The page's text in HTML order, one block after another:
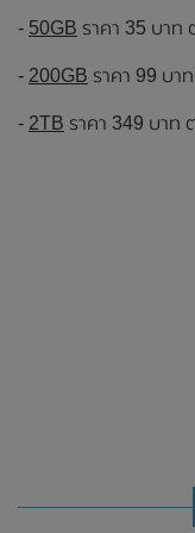
- 50GB ราคา 35 บาท
- 200GB ราคา 99 บา
- 2TB ราคา 349 บาท